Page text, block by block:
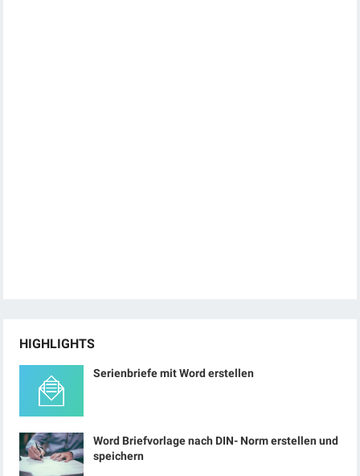
HIGHLIGHTS
Serienbriefe mit Word erstellen
Word Briefvorlage nach DIN- Norm erstellen und
speichern